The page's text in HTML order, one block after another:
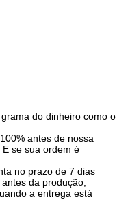
do dinheiro como o
antes de nossa
se sua ordem é
no prazo de 7 dias
da produção;
a entrega está